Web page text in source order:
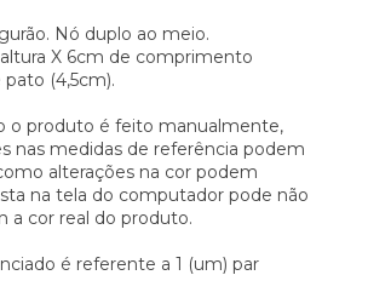
Nó duplo ao meio.
X 6cm de comprimento
pato (4,5cm).
o produto é feito manualmente,
nas medidas de referência podem
alterações na cor podem
na tela do computador pode não
a cor real do produto.
é referente a 1 (um) par